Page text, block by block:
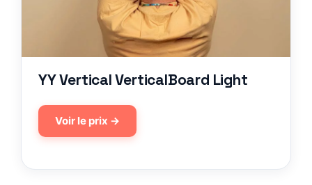
YY Vertical VerticalBoard Light
Voir le prix →